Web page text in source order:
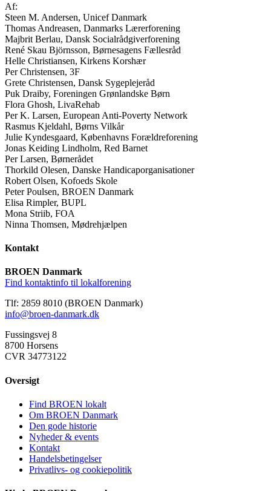
Af:
Steen M. Andersen, Unicef Danmark
Thomas Andreasen, Danmarks Lærerforening
Majbrit Berlau, Dansk Socialrådgiverforening
René Skau Björnsson, Børnesagens Fællesråd
Helle Christiansen, Kirkens Korshær
Per Christensen, 3F
Grete Christensen, Dansk Sygeplejeråd
Puk Draiby, Foreningen Grønlandske Børn
Flora Ghosh, LivaRehab
Per K. Larsen, European Anti-Poverty Network
Rasmus Kjeldahl, Børns Vilkår
Julie Kyndesgaard, Københavns Forældreforening
Jonas Keiding Lindholm, Red Barnet
Per Larsen, Børnerådet
Thorkild Olesen, Danske Handicaporganisationer
Robert Olsen, Kofoeds Skole
Peter Poulsen, BROEN Danmark
Elisa Rimpler, BUPL
Mona Striib, FOA
Ninna Thomsen, Mødrehjælpen
Kontakt
BROEN Danmark
Find kontaktinfo til lokalforening
Tlf: 2859 8010 (BROEN Danmark)
info@broen-danmark.dk
Fussingsvej 8
8700 Horsens
CVR 34773122
Oversigt
Find BROEN lokalt
Om BROEN Danmark
Den gode historie
Nyheder & events
Kontakt
Handelsbetingelser
Privatlivs- og cookiepolitik